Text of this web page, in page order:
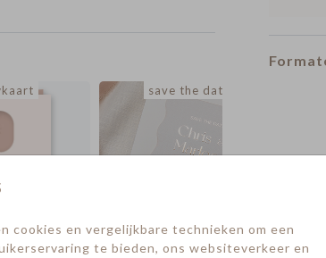
cookies en vergelijkbare technieken om een
te bieden, ons websiteverkeer en
save the date